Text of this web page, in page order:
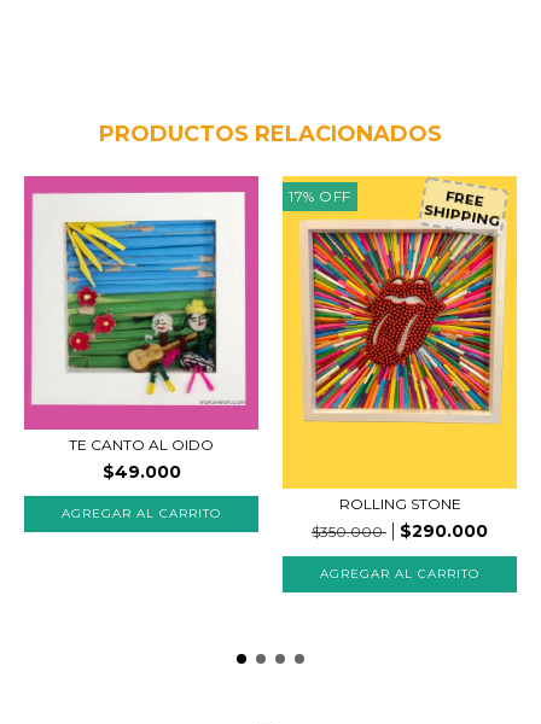
PRODUCTOS RELACIONADOS
TE CANTO AL OIDO
$49.000
17% OFF FREE
SHIPPING
ROLLING STONE
$350.000
$290.000